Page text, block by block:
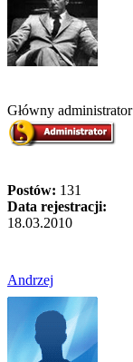
Główny administrator
Postów: 131
Data rejestracji:
18.03.2010
Andrzej